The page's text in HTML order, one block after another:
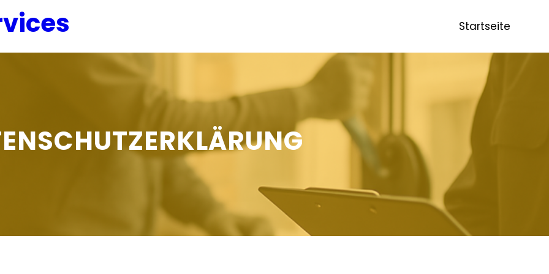
Startseite